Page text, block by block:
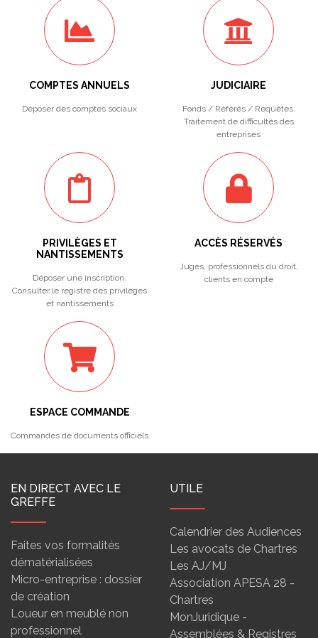
COMPTES ANNUELS
Déposer des comptes sociaux
JUDICIAIRE
Fonds / Référés / Requêtes.
Traitement de difficultés des
entreprises
PRIVILÈGES ET
NANTISSEMENTS
Déposer une inscription.
Consulter le registre des privilèges
et nantissements
ACCÈS RÉSERVÉS
Juges, professionnels du droit,
clients en compte
ESPACE COMMANDE
Commandes de documents officiels
EN DIRECT AVEC LE
GREFFE
Faites vos formalités
dématérialisées
Micro-entreprise : dossier
de création
Loueur en meublé non
professionnel
UTILE
Calendrier des Audiences
Les avocats de Chartres
Les AJ/MJ
Association APESA 28 -
Chartres
MonJuridique -
Assemblées & Registres